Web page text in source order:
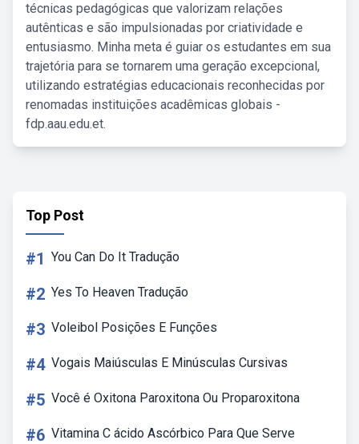
técnicas pedagógicas que valorizam relações
autênticas e são impulsionadas por criatividade e
entusiasmo. Minha meta é guiar os estudantes em sua
trajetória para se tornarem uma geração excepcional,
utilizando estratégias educacionais reconhecidas por
renomadas instituições acadêmicas globais -
fdp.aau.edu.et.
Top Post
#1 You Can Do It Tradução
#2 Yes To Heaven Tradução
#3 Voleibol Posições E Funções
#4 Vogais Maiúsculas E Minúsculas Cursivas
#5 Você é Oxitona Paroxitona Ou Proparoxitona
#6 Vitamina C ácido Ascórbico Para Que Serve